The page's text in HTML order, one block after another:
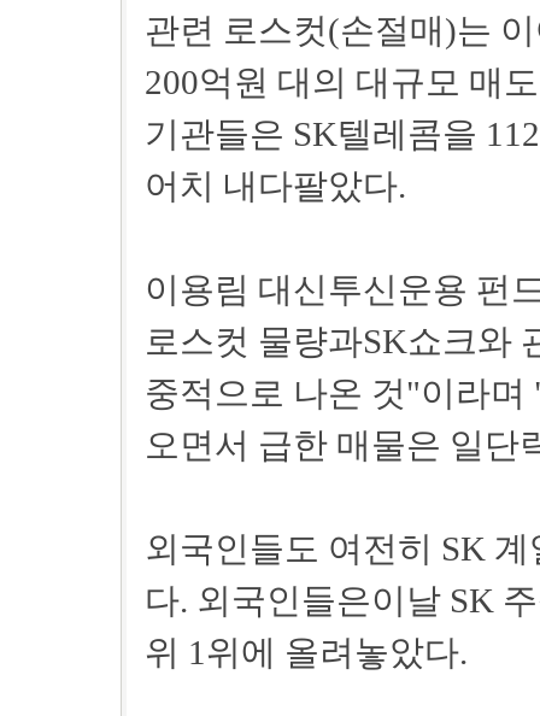
관련 로스컷(손절매)는
200억원 대의 대규모 매
기관들은 SK텔레콤을
어치 내다팔았다.
이용림 대신투신운용 펀
로스컷 물량과SK쇼크와
중적으로 나온 것"이라
오면서 급한 매물은 일단
외국인들도 여전히 SK
다. 외국인들은이날 SK
위 1위에 올려놓았다.